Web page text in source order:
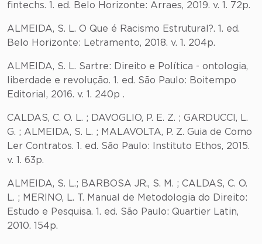
fintechs. 1. ed. Belo Horizonte: Arraes, 2019. v. 1. 72p.
ALMEIDA, S. L. O Que é Racismo Estrutural?. 1. ed.
Belo Horizonte: Letramento, 2018. v. 1. 204p.
ALMEIDA, S. L. Sartre: Direito e Política - ontologia,
liberdade e revolução. 1. ed. São Paulo: Boitempo
Editorial, 2016. v. 1. 240p .
CALDAS, C. O. L. ; DAVOGLIO, P. E. Z. ; GARDUCCI, L.
G. ; ALMEIDA, S. L. ; MALAVOLTA, P. Z. Guia de Como
Ler Contratos. 1. ed. São Paulo: Instituto Ethos, 2015.
v. 1. 63p.
ALMEIDA, S. L.; BARBOSA JR., S. M. ; CALDAS, C. O.
L. ; MERINO, L. T. Manual de Metodologia do Direito:
Estudo e Pesquisa. 1. ed. São Paulo: Quartier Latin,
2010. 154p.